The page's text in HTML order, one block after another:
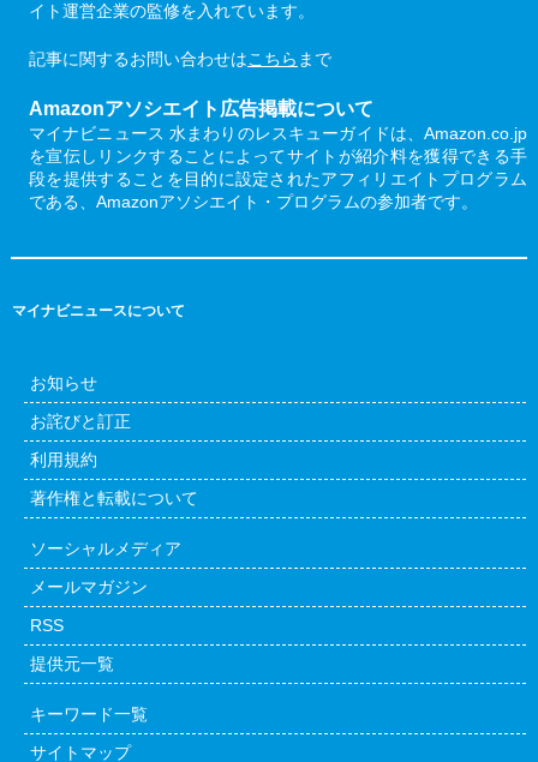
イト運営企業の監修を入れています。
記事に関するお問い合わせはこちら まで
Amazonアソシエイト広告掲載について
マイナビニュース 水まわりのレスキューガイドは、Amazon.co.jp
を宣伝しリンクすることによってサイトが紹介料を獲得できる手
段を提供することを目的に設定されたアフィリエイトプログラム
である、Amazonアソシエイト・プログラムの参加者です。
マイナビニュースについて
お知らせ
お詫びと訂正
利用規約
著作権と転載について
ソーシャルメディア
メールマガジン
RSS
提供元一覧
キーワード一覧
サイトマップ